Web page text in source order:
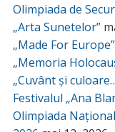
Olimpiada de
„Arta Sunetelor”
„Made For Europe”
„Memoria
„Cuvânt și
Festivalul „Ana
Olimpiada